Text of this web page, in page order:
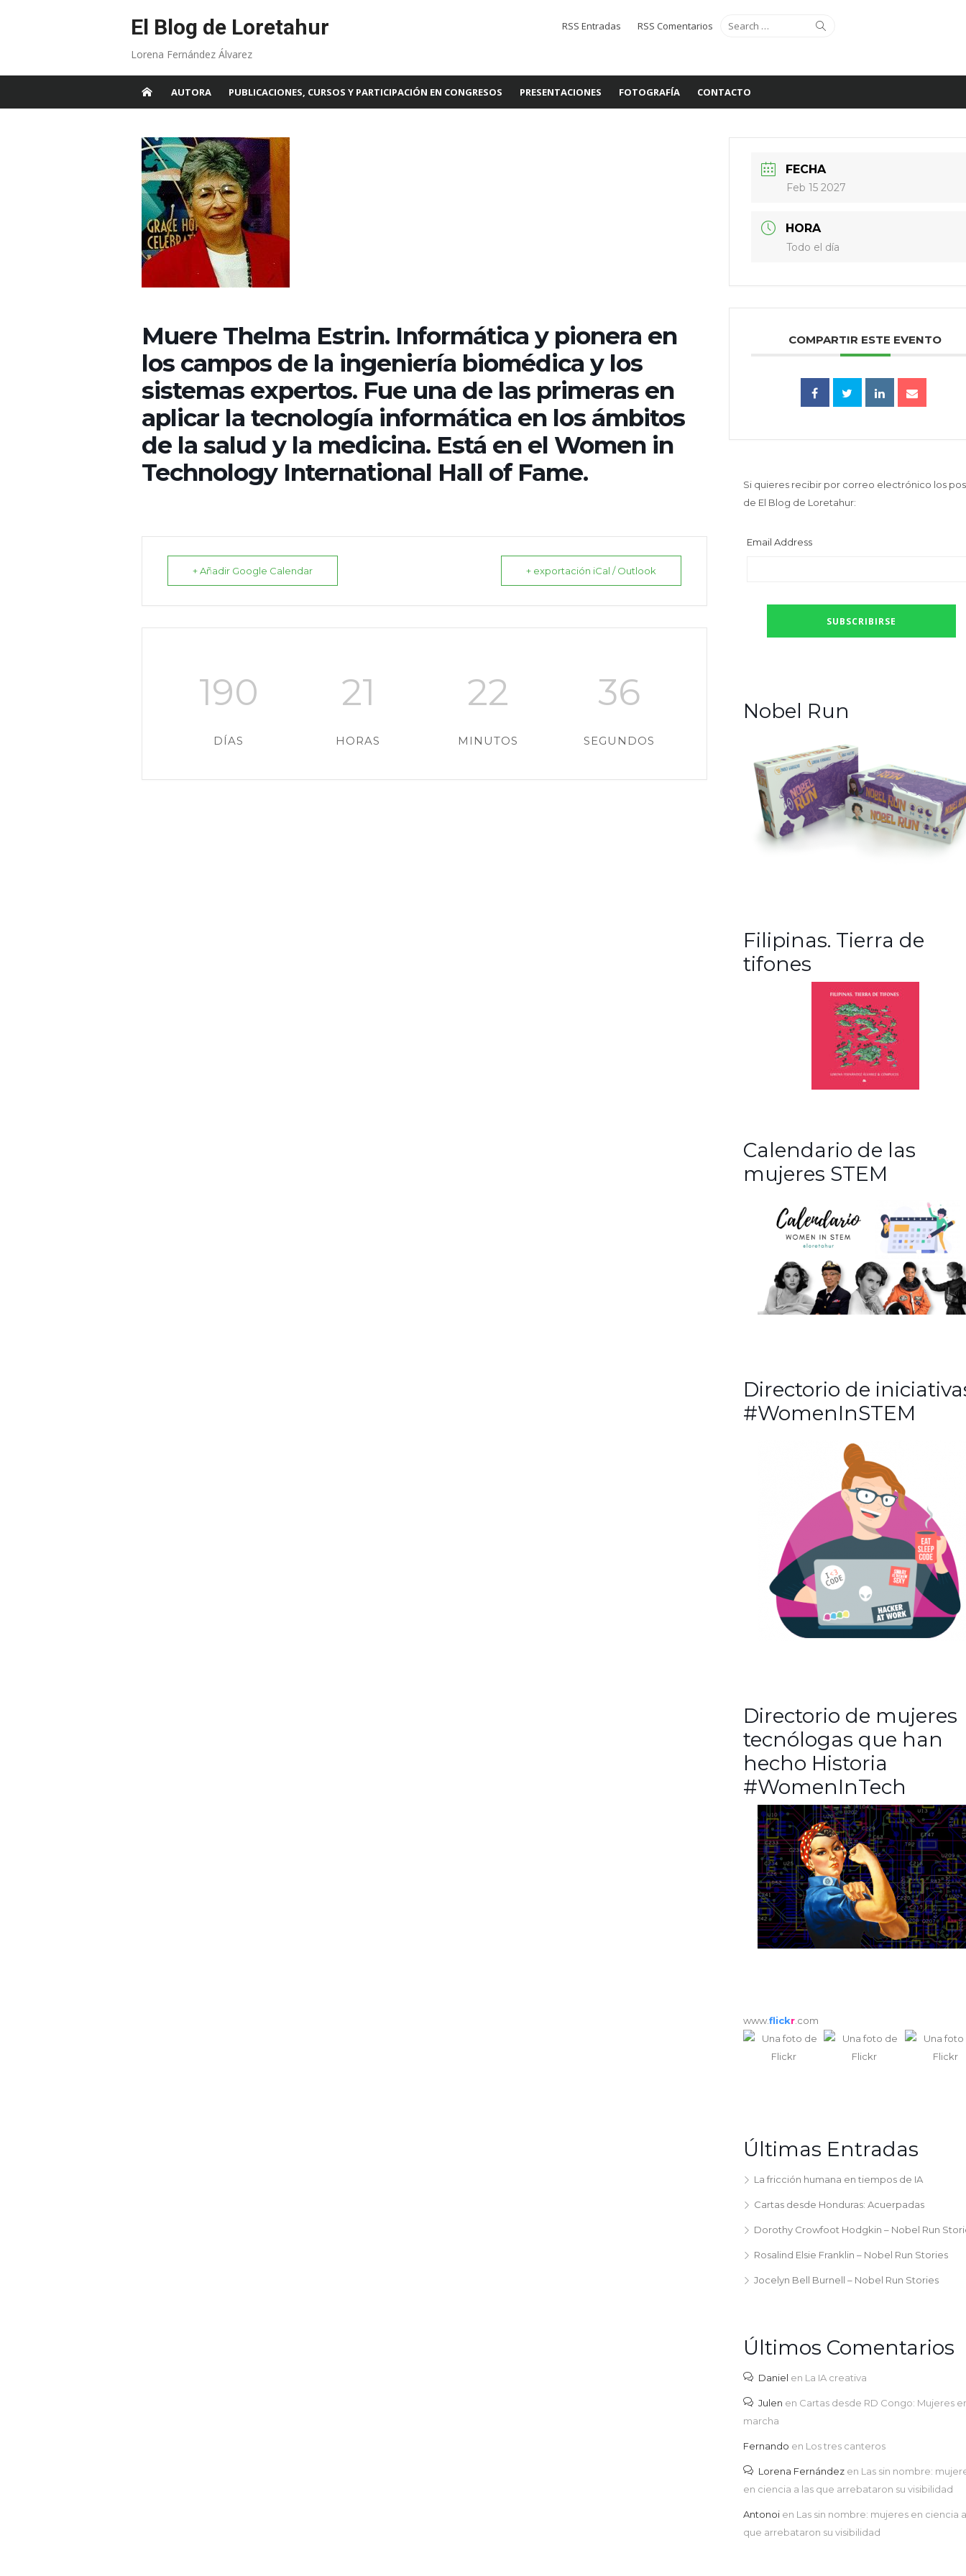
El Blog de Loretahur
Lorena Fernández Álvarez
Search
for:
RSS Entradas RSS Comentarios
AUTORA PUBLICACIONES, CURSOS Y PARTICIPACIÓN EN CONGRESOS PRESENTACIONES FOTOGRAFÍA CONTACTO
Muere Thelma Estrin. Informática y pionera en
los campos de la ingeniería biomédica y los
sistemas expertos. Fue una de las primeras en
aplicar la tecnología informática en los ámbitos
de la salud y la medicina. Está en el Women in
Technology International Hall of Fame.
+ Añadir Google Calendar + exportación iCal / Outlook
190
DÍAS
21
HORAS
22
MINUTOS
35
SEGUNDOS
FECHA
Feb 15 2027
HORA
Todo el día
COMPARTIR ESTE EVENTO
Si quieres recibir por correo electrónico los
de El Blog de Loretahur:
Email Address
Nobel Run
Filipinas. Tierra de
tifones
Calendario de las
mujeres STEM
Directorio de
#WomenInSTEM
Directorio de mujeres
tecnólogas que han
hecho Historia
#WomenInTech
www.flickr .com
Últimas Entradas
La fricción humana en tiempos de IA
Cartas desde Honduras: Acuerpadas
Dorothy Crowfoot Hodgkin – Nobel Run
Rosalind Elsie Franklin – Nobel Run Stories
Jocelyn Bell Burnell – Nobel Run Stories
Últimos Comentarios
Daniel en La IA creativa
Julen en Cartas desde RD Congo: Mujeres
marcha
Fernando en Los tres canteros
Lorena Fernández en Las sin nombre:
en ciencia a las que arrebataron su visibilidad
Antonoi en Las sin nombre: mujeres en ciencia
que arrebataron su visibilidad